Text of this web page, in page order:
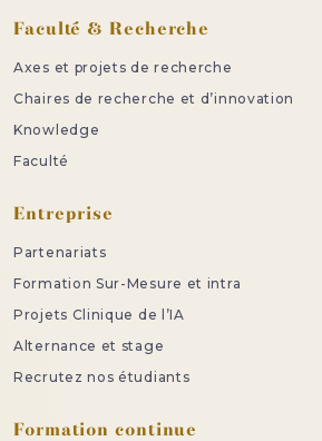
Faculté & Recherche
Axes et projets de recherche
Chaires de recherche et d’innovation
Knowledge
Faculté
Entreprise
Partenariats
Formation Sur-Mesure et intra
Projets Clinique de l’IA
Alternance et stage
Recrutez nos étudiants
Formation continue